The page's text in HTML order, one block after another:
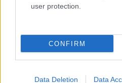
user protection.
CONFIRM
Data Deletion Data
Nem biztató: a hétvégi kisebb
Közzétették a szakértői
többsége szakszerűen már nem